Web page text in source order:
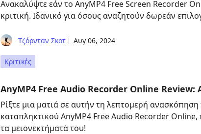
Ανακαλύψτε εάν το AnyMP4 Free Screen Recorder
κριτική. Ιδανικό για όσους αναζητούν δωρεάν
Τζόρνταν Σκοτ Αυγ 06, 2024
Κριτικές
AnyMP4 Free Audio Recorder Online Review:
Ρίξτε μια ματιά σε αυτήν τη λεπτομερή
καταπληκτικού AnyMP4 Free Audio Recorder Online,
τα μειονεκτήματά του!